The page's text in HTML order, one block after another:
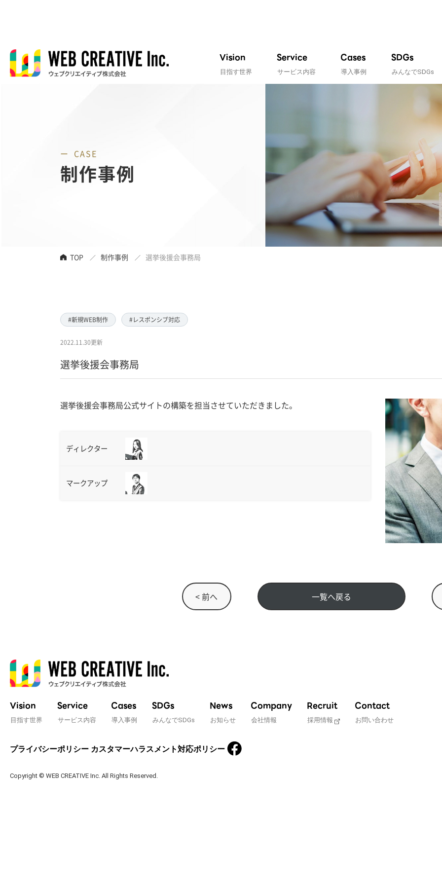
Vision
目指す世界
Service
サービス内容
Cases
導入事例
SDGs
みんなでSDGs
CASE
制作事例
TOP 制作事例 選挙後援会事務局
#新規WEB制作 #レスポンシブ対応
2022.11.30更新
選挙後援会事務局
選挙後援会事務局公式サイトの構築を担当させていただきました。
ディレクター
マークアップ
< 前へ 一覧へ戻る
Vision
目指す世界
Service
サービス内容
Cases
導入事例
SDGs
みんなでSDGs
News
お知らせ
Company
会社情報
Recruit
採用情報
Contact
お問い合わせ
プライバシーポリシー カスタマーハラスメント対応ポリシー
Copyright © WEB CREATIVE Inc. All Rights Reserved.